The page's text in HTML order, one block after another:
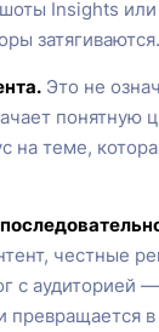
Insights
затягиваются.
Это не
понятную
на теме,
честные
с аудиторией —
превращается